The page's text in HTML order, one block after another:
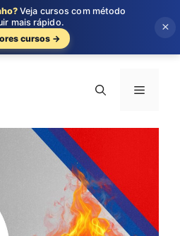
Menu
Veja cursos com método
mais rápido.
cursos →
×